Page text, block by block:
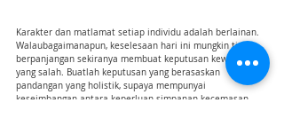
Karakter dan matlamat setiap individu adalah berlainan.
Walaubagaimanapun, keselesaan hari ini mungkin tidak
berpanjangan sekiranya membuat keputusan kewangan
yang salah. Buatlah keputusan yang berasaskan
pandangan yang holistik, supaya mempunyai
keseimbangan antara keperluan simpanan kecemasan,